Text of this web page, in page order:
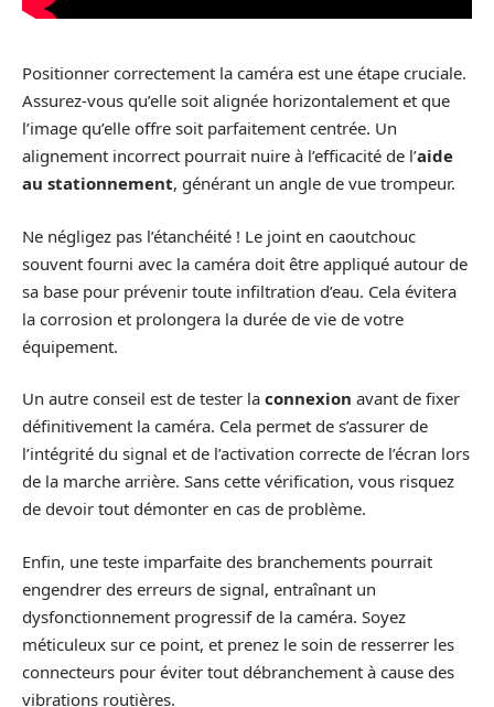
Positionner correctement la caméra est une étape cruciale.
Assurez-vous qu’elle soit alignée horizontalement et que
l’image qu’elle offre soit parfaitement centrée. Un
alignement incorrect pourrait nuire à l’efficacité de l’aide
au stationnement, générant un angle de vue trompeur.
Ne négligez pas l’étanchéité ! Le joint en caoutchouc
souvent fourni avec la caméra doit être appliqué autour de
sa base pour prévenir toute infiltration d’eau. Cela évitera
la corrosion et prolongera la durée de vie de votre
équipement.
Un autre conseil est de tester la connexion avant de fixer
définitivement la caméra. Cela permet de s’assurer de
l’intégrité du signal et de l’activation correcte de l’écran lors
de la marche arrière. Sans cette vérification, vous risquez
de devoir tout démonter en cas de problème.
Enfin, une teste imparfaite des branchements pourrait
engendrer des erreurs de signal, entraînant un
dysfonctionnement progressif de la caméra. Soyez
méticuleux sur ce point, et prenez le soin de resserrer les
connecteurs pour éviter tout débranchement à cause des
vibrations routières.